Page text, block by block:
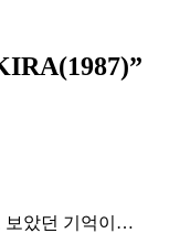
”
보았던 기억이…